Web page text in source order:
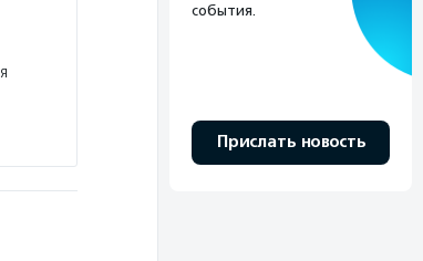
события.
Прислать новость